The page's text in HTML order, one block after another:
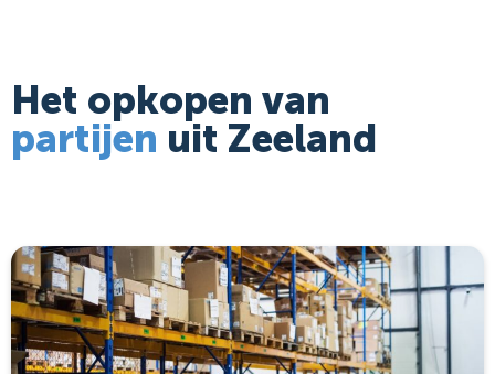
Het opkopen van
partijen uit Zeeland